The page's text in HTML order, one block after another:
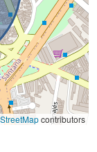
contributors